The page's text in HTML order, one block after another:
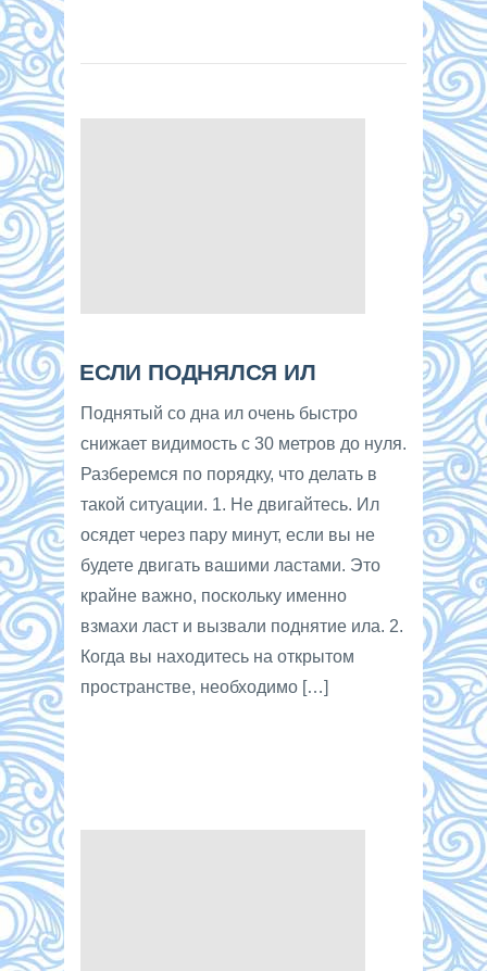
ЕСЛИ ПОДНЯЛСЯ ИЛ
Поднятый со дна ил очень быстро
снижает видимость с 30 метров до нуля.
Разберемся по порядку, что делать в
такой ситуации. 1. Не двигайтесь. Ил
осядет через пару минут, если вы не
будете двигать вашими ластами. Это
крайне важно, поскольку именно
взмахи ласт и вызвали поднятие ила. 2.
Когда вы находитесь на открытом
пространстве, необходимо […]